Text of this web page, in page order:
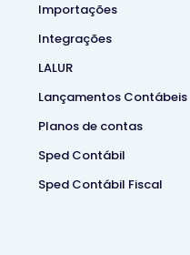
Importações
Integrações
LALUR
Lançamentos Contábeis
Planos de contas
Sped Contábil
Sped Contábil Fiscal